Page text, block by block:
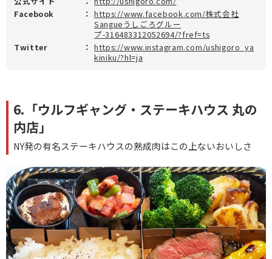
Facebook
： https://www.facebook.com/株式会社
Sangueうしごろグルー
プ-316483312052694/?fref=ts
Twitter
： https://www.instagram.com/ushigoro_ya
kiniku/?hl=ja
6.「ウルフギャング・ステーキハウス 丸の
内店」
NY発の有名ステーキハウスの熟成肉はこの上ないおいしさ